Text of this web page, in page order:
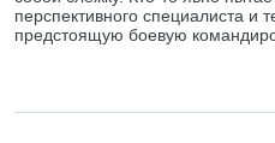
перспективного специалиста и
предстоящую боевую